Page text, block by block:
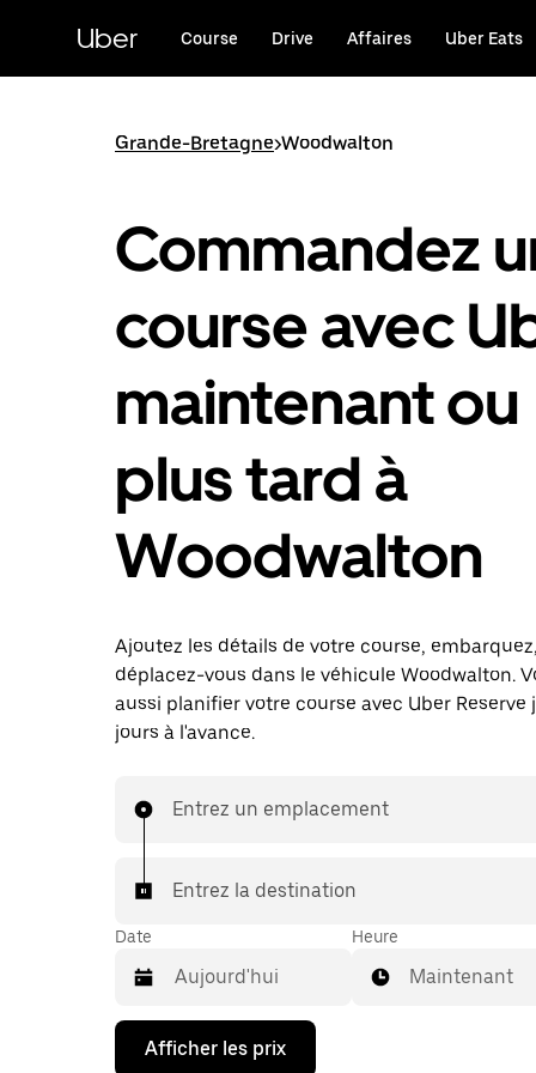
principal
Uber Course Drive Affaires Uber Eats
Grande-Bretagne>Woodwalton
Commandez
course avec
maintenant ou
plus tard à
Woodwalton
Ajoutez les détails de votre course,
déplacez-vous dans le véhicule Woodwalton.
aussi planifier votre course avec Uber Reserve
jours à l'avance.
Entrez un emplacement
Entrez la destination
Date
Appuyez
Heure
Maintenant
Afficher les prix